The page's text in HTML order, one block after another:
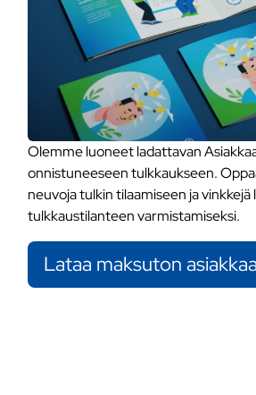
Olemme luoneet ladattavan
onnistuneeseen tulkkaukseen.
neuvoja tulkin tilaamiseen ja vinkkejä
tulkkaustilanteen varmistamiseksi.
Lataa maksuton